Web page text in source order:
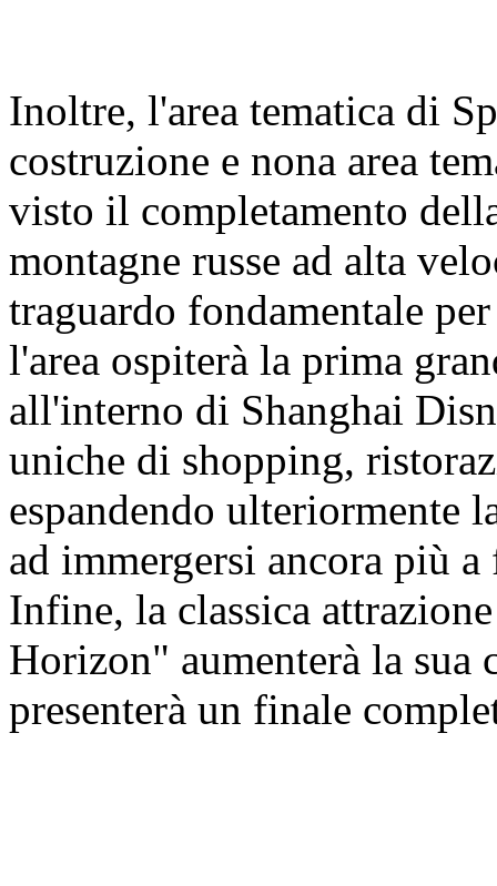
Inoltre, l'area tematica di
costruzione e nona area
visto il completamento
montagne russe ad alta
traguardo fondamentale
l'area ospiterà la prima
all'interno di Shanghai
uniche di shopping,
espandendo ulteriormente
ad immergersi ancora più
Infine, la classica
Horizon" aumenterà la sua
presenterà un finale